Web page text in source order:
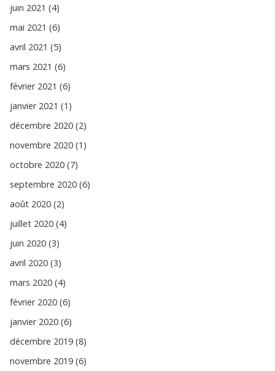
juin 2021 (4)
mai 2021 (6)
avril 2021 (5)
mars 2021 (6)
février 2021 (6)
janvier 2021 (1)
décembre 2020 (2)
novembre 2020 (1)
octobre 2020 (7)
septembre 2020 (6)
août 2020 (2)
juillet 2020 (4)
juin 2020 (3)
avril 2020 (3)
mars 2020 (4)
février 2020 (6)
janvier 2020 (6)
décembre 2019 (8)
novembre 2019 (6)